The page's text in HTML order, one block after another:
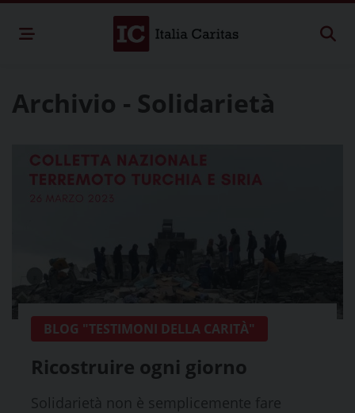
Archivio - Solidarietà
BLOG "TESTIMONI DELLA CARITÀ"
Ricostruire ogni giorno
Solidarietà non è semplicemente fare